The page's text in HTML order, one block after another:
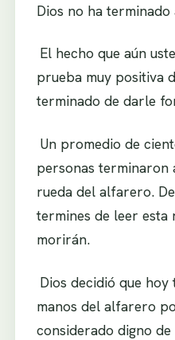
Dios no ha terminado
El hecho que aún
prueba muy positiva
terminado de darle
Un promedio de
personas terminaron
rueda del alfarero.
termines de leer esta
morirán.
Dios decidió que hoy
manos del alfarero
considerado digno